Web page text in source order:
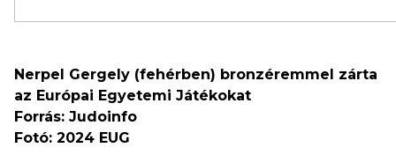
Nerpel Gergely (fehérben) bronzéremmel zárta
az Európai Egyetemi Játékokat
Forrás: Judoinfo
Fotó: 2024 EUG